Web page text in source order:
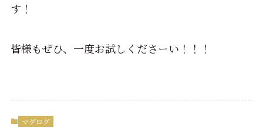
す！
皆様もぜひ、一度お試しくださーい！！！
マグログ